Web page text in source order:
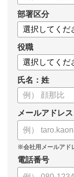
を「第二次創業期
員 CHRO 管理本
から、現在の活用
部署区分
役職
氏名：姓
メールアドレス
電話番号